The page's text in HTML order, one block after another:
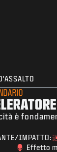
è
IMPATTO:
Effetto